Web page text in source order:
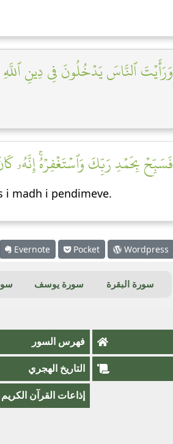
وَرَأَيۡتَ ٱلنَّاسَ يَدۡخُلُونَ فِي دِينِ ٱللَّهِ
فَسَبِّحۡ بِحَمۡدِ رَبِّكَ وَٱسۡتَغۡفِرۡهُۚ إِنَّهُۥ كَانَ
i madh i pendimeve.
Evernote Pocket Wordpress
سورة البقرة سورة يوسف
فهرس السور
التاريخ الهجري
إذاعات القرآن الكريم